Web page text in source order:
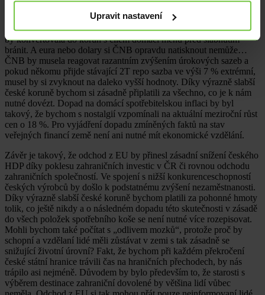
Upravit nastavení
byla schopna ČNB nějak zabránit. Nebyla, protože její možnosti by
byly jasně dané velikostí devizových rezerv v cizích měnách, které
by konvertovala do korun s cílem domácí měnu před slábnutím
bránit. A eura nebo dolary si ČNB opravdu natisknout nemůže…
ČNB by musela reagovat razantním zvýšením úrokových sazeb a
pokud někomu přijde stávající 2T repo sazba ve výši 7 % extrémní,
musel by si zvyknout na daleko vyšší hodnoty. Díky výrazně slabší
české koruně bychom si zásadně připlatili za všechno, co je k nám
nutné dovézt. Dopad na domácí spotřebitelskou inflaci by byl
takový, že bychom s nostalgií vzpomínali na aktuální meziroční růst
cen o 18 %. Pro vyjádření dopadu zmíněných faktů na stav
veřejných financí země není ani nutné mít ekonomické vzdělání.
Závěr je takový, že odchod z EU by přinesl zásadní snížení českého
HDP díky poklesu zahraničních investic v ČR či rovnou odchodu
zahraničních společností. Ve spojení s nižší konkurenceschopností
českých výrobců by došlo k podstatnému zvýšení nezaměstnanosti.
Díky výrazně slabší české koruně bychom platili za pohonné hmoty
tolik, co ještě nikdy a o následném dopadu této skutečnosti v zásadě
do všech položek spotřebního koše se není nutné více rozepisovat.
Mohli bychom také počítat s „odlivem mozků“, protože proč by
schopní a vzdělaní lidé měli zůstávat v zemi s tak zásadně se
snižující životní úrovní? Fakt, že bychom při každém překročení
české státní hranice trávili čas na hraničních přechodech, by nás
trápilo asi nejméně. Důvodem by bylo především to, že starosti s
výběrem destinace zahraniční dovolené by většina lidí vůbec